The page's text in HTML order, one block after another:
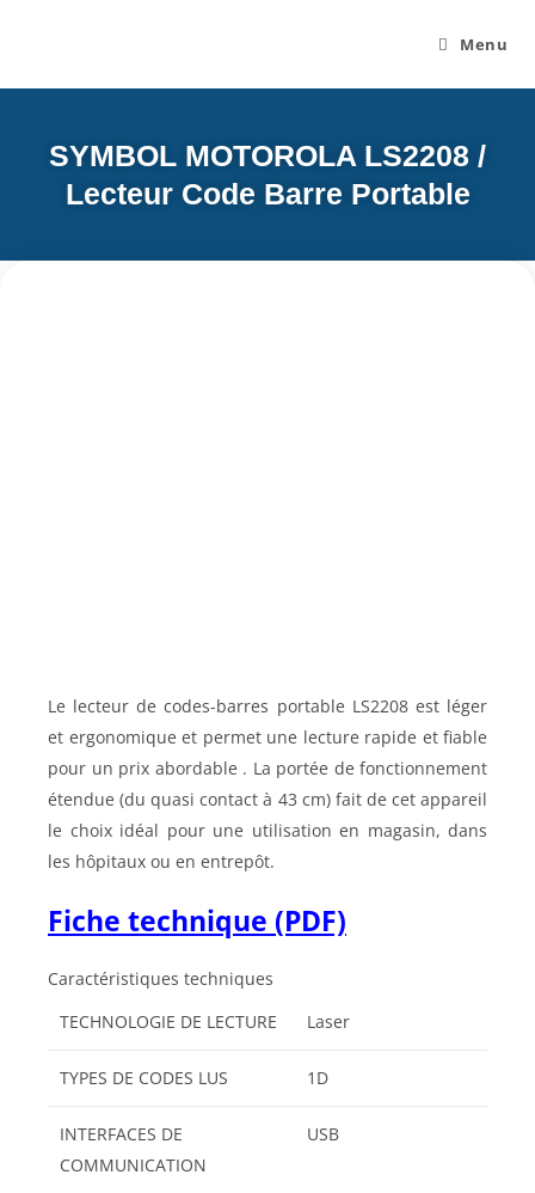
Menu
SYMBOL MOTOROLA LS2208 /
Lecteur Code Barre Portable
Le lecteur de codes-barres portable LS2208 est léger
et ergonomique et permet une lecture rapide et fiable
pour un prix abordable . La portée de fonctionnement
étendue (du quasi contact à 43 cm) fait de cet appareil
le choix idéal pour une utilisation en magasin, dans
les hôpitaux ou en entrepôt.
Fiche technique (PDF)
Caractéristiques techniques
TECHNOLOGIE DE LECTURE
Laser
TYPES DE CODES LUS 1D
INTERFACES DE
COMMUNICATION
USB